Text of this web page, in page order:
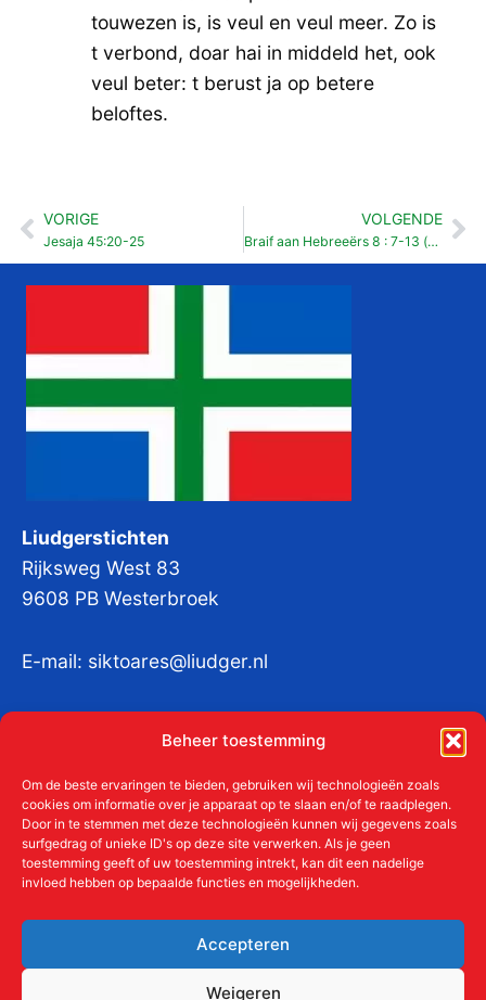
Beheer toestemming
Om de beste ervaringen te bieden, gebruiken wij technologieën zoals
cookies om informatie over je apparaat op te slaan en/of te raadplegen.
Door in te stemmen met deze technologieën kunnen wij gegevens zoals
surfgedrag of unieke ID's op deze site verwerken. Als je geen
toestemming geeft of uw toestemming intrekt, kan dit een nadelige
invloed hebben op bepaalde functies en mogelijkheden.
Accepteren
Weigeren
touwezen is, is veul en veul meer. Zo is
t verbond, doar hai in middeld het, ook
veul beter: t berust ja op betere
beloftes.
Vorige
VORIGE
Jesaja 45:20-25
VOLGENDE
Braif aan Hebreeërs 8 : 7-13 (dodenherdenking)
Liudgerstichten
Rijksweg West 83
9608 PB Westerbroek
E-mail: siktoares@liudger.nl
KvKnr:41011712
Meer over de Liudgerstichten
Aanmelden als donateur
ANBI